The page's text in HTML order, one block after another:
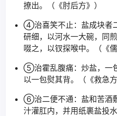
撩出。（《肘后方》）
④治喜笑不止：盐成块者
研细，以河水一大碗，同
啜之，以钗探喉中。（《儒
⑤治霍乱腹痛：炒盐，一
以一包熨其背。（《救急方
⑥治二便不通：盐和苦酒
汁灌肛内，并用纸裹盐投